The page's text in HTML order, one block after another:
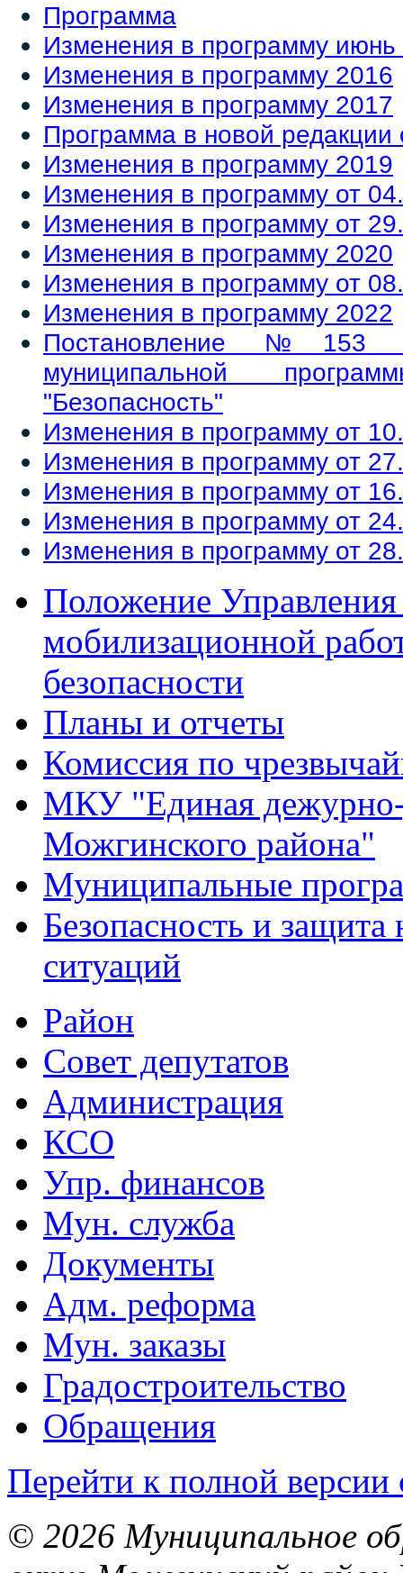
Программа
Изменения в программу июнь
Изменения в программу 2016
Изменения в программу 2017
Программа в новой редакции
Изменения в программу 2019
Изменения в программу от
Изменения в программу от
Изменения в программу 2020
Изменения в программу от
Изменения в программу 2022
Постановление №153
муниципальной
"Безопасность"
Изменения в программу от
Изменения в программу от
Изменения в программу от
Изменения в программу от
Изменения в программу от
Положение
мобилизационной
безопасности
Планы и отчеты
Комиссия по
МКУ "Единая дежурно-
Можгинского района"
Муниципальные
Безопасность и
ситуаций
Район
Совет депутатов
Администрация
КСО
Упр. финансов
Мун. служба
Документы
Адм. реформа
Мун. заказы
Градостроительство
Обращения
Перейти к полной версии
© 2026 Муниципальное